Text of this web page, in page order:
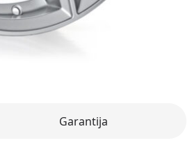
Garantija